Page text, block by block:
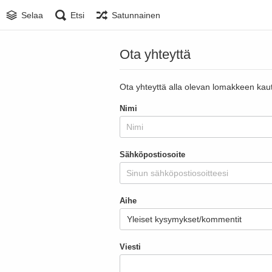
Selaa Etsi Satunnainen
Ota yhteyttä
Ota yhteyttä alla olevan lomakkeen
Nimi
Sähköpostiosoite
Aihe
Viesti